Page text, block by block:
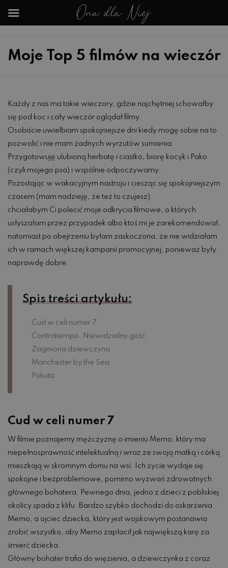
Moje Top 5 filmów na wieczór
Każdy z nas ma takie wieczory, gdzie najchętniej schowałby
się pod koc i cały wieczór oglądał filmy.
Osobiście uwielbiam spokojniejsze dni kiedy mogę sobie na to
pozwolić i nie mam żadnych wyrzutów sumienia.
Przygotowuję ulubioną herbatę i ciastko, biorę kocyk i Pako
(czyli mojego psa) i wspólnie odpoczywamy.
Pozostając w wakacyjnym nastroju i ciesząc się spokojniejszym
czasem (mam nadzieję, że też to czujesz)
chciałabym Ci polecić moje odkrycia filmowe, o których
usłyszałam przez przypadek albo ktoś mi je zarekomendował,
natomiast po obejrzeniu byłam zaskoczona, że nie widziałam
ich w ramach większej kampanii promocyjnej, ponieważ były
naprawdę dobre.
Spis treści artykułu:
Cud w celi numer 7
Contratiempo. Niewidzialny gość.
Zaginiona dziewczyna
Manchester by the Sea
Pokuta
Cud w celi numer 7
W filmie poznajemy mężczyznę o imieniu Memo, który ma
niepełnosprawność intelektualną i wraz ze swoją matką i córką
mieszkają w skromnym domu na wsi. Ich życie wydaje się
spokojne i bezproblemowe, pomimo wyzwań zdrowotnych
głównego bohatera. Pewnego dnia, jedno z dzieci z pobliskiej
okolicy spada z klifu. Bardzo szybko dochodzi do oskarżenia
Memo, a ojciec dziecka, który jest wojskowym postanawia
zrobić wszystko, aby Memo zapłacił jak największą karę za
śmierć dziecka.
Główny bohater trafia do więzienia, a dziewczynka z coraz